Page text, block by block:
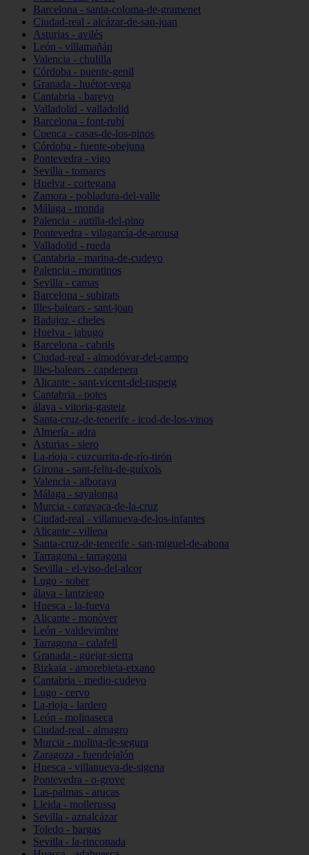
Barcelona - santa-coloma-de-gramenet
Ciudad-real - alcázar-de-san-juan
Asturias - avilés
León - villamañán
Valencia - chulilla
Córdoba - puente-genil
Granada - huétor-vega
Cantabria - bareyo
Valladolid - valladolid
Barcelona - font-rubí
Cuenca - casas-de-los-pinos
Córdoba - fuente-obejuna
Pontevedra - vigo
Sevilla - tomares
Huelva - cortegana
Zamora - pobladura-del-valle
Málaga - monda
Palencia - autilla-del-pino
Pontevedra - vilagarcía-de-arousa
Valladolid - rueda
Cantabria - marina-de-cudeyo
Palencia - moratinos
Sevilla - camas
Barcelona - subirats
Illes-balears - sant-joan
Badajoz - cheles
Huelva - jabugo
Barcelona - cabrils
Ciudad-real - almodóvar-del-campo
Illes-balears - capdepera
Alicante - sant-vicent-del-raspeig
Cantabria - potes
álava - vitoria-gasteiz
Santa-cruz-de-tenerife - icod-de-los-vinos
Almería - adra
Asturias - siero
La-rioja - cuzcurrita-de-río-tirón
Girona - sant-feliu-de-guíxols
Valencia - alboraya
Málaga - sayalonga
Murcia - caravaca-de-la-cruz
Ciudad-real - villanueva-de-los-infantes
Alicante - villena
Santa-cruz-de-tenerife - san-miguel-de-abona
Tarragona - tarragona
Sevilla - el-viso-del-alcor
Lugo - sober
álava - lantziego
Huesca - la-fueva
Alicante - monòver
León - valdevimbre
Tarragona - calafell
Granada - güejar-sierra
Bizkaia - amorebieta-etxano
Cantabria - medio-cudeyo
Lugo - cervo
La-rioja - lardero
León - molinaseca
Ciudad-real - almagro
Murcia - molina-de-segura
Zaragoza - fuendejalón
Huesca - villanueva-de-sigena
Pontevedra - o-grove
Las-palmas - arucas
Lleida - mollerussa
Sevilla - aznalcázar
Toledo - bargas
Sevilla - la-rinconada